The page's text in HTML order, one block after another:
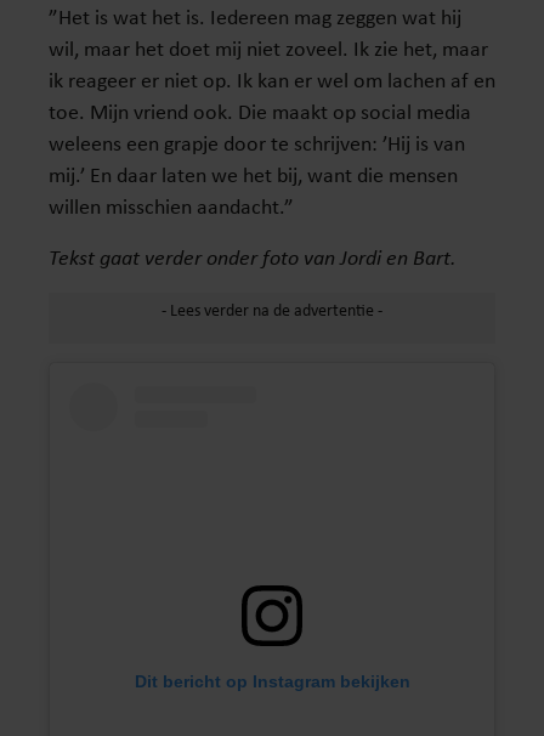
”Het is wat het is. Iedereen mag zeggen wat hij
wil, maar het doet mij niet zoveel. Ik zie het, maar
ik reageer er niet op. Ik kan er wel om lachen af en
toe. Mijn vriend ook. Die maakt op social media
weleens een grapje door te schrijven: ’Hij is van
mij.’ En daar laten we het bij, want die mensen
willen misschien aandacht.”
Tekst gaat verder onder foto van Jordi en Bart.
Dit bericht op Instagram bekijken